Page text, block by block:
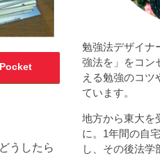
Pocket
うしたら
勉強法デザイナ
強法を」をコン
える勉強のコツ
ています。
地方から東大を
に。1年間の自
し、その後法学